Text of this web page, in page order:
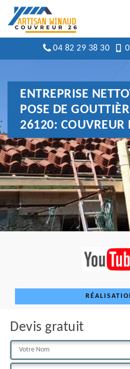
04 82 29 38 30
ENTREPRISE
POSE DE
26120: COUVREUR
Devis gratuit